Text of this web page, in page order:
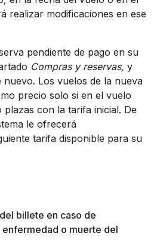
realizar modificaciones en ese
pendiente de pago en su
Compras y reservas, y
Los vuelos de la nueva
precio solo si en el vuelo
plazas con la tarifa inicial. De
le ofrecerá
tarifa disponible para su
billete en caso de
o muerte del